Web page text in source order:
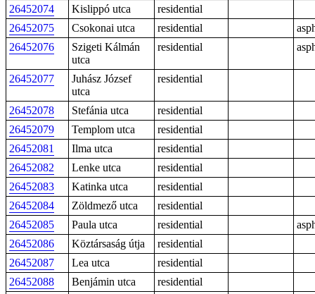
26452074
Kislippó utca
residential
26452075
Csokonai utca residential
26452076
Szigeti Kálmán
utca
residential
26452077
Juhász József
utca
residential
26452078 Stefánia utca
residential
26452079
Templom utca
residential
26452081
Ilma utca
residential
26452082
Lenke utca
residential
26452083
Katinka utca
residential
26452084
Zöldmező utca
residential
26452085
Paula utca residential
26452086
Köztársaság útja
residential
26452087
Lea utca
residential
26452088
Benjámin utca
residential